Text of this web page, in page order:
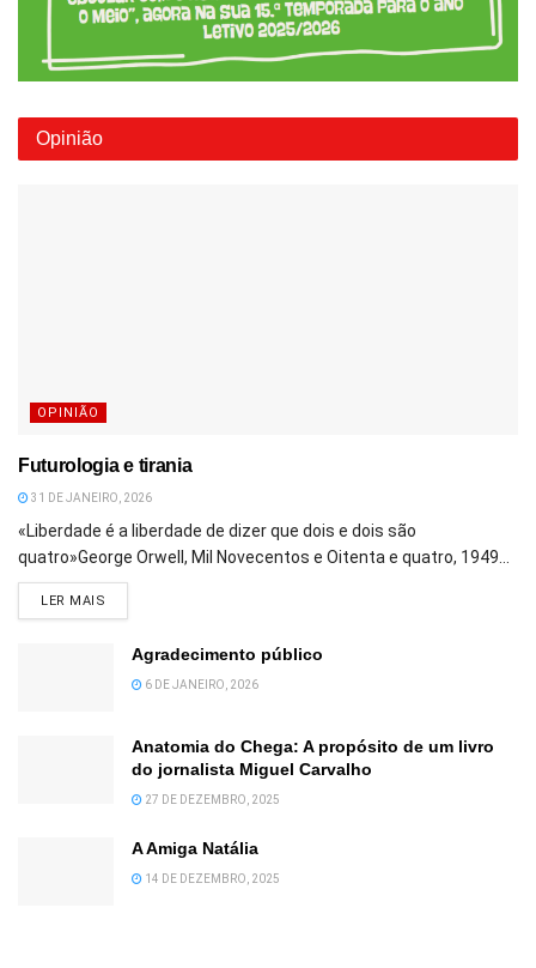
Opinião
OPINIÃO
Futurologia e tirania
31 DE JANEIRO, 2026
«Liberdade é a liberdade de dizer que dois e dois são
quatro»George Orwell, Mil Novecentos e Oitenta e quatro, 1949...
LER MAIS
Agradecimento público
6 DE JANEIRO, 2026
Anatomia do Chega: A propósito de um livro
do jornalista Miguel Carvalho
27 DE DEZEMBRO, 2025
A Amiga Natália
14 DE DEZEMBRO, 2025